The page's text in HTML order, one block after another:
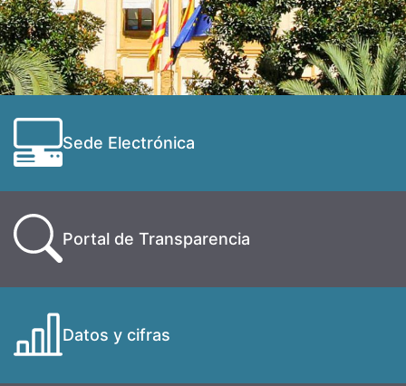
Sede Electrónica
Portal de Transparencia
Datos y cifras